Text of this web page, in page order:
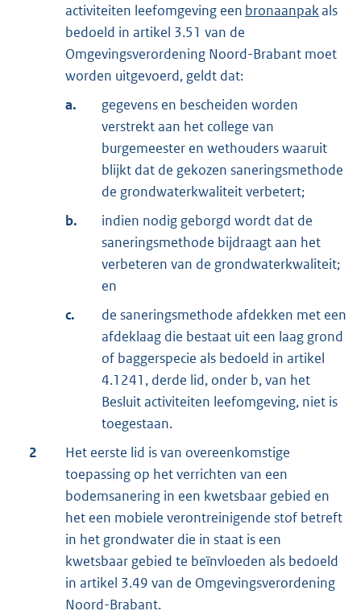
activiteiten leefomgeving een bronaanpakals
bedoeld in artikel 3.51 van de
Omgevingsverordening Noord-Brabant moet
worden uitgevoerd, geldt dat:
a.
gegevens en bescheiden worden
verstrekt aan het college van
burgemeester en wethouders waaruit
blijkt dat de gekozen saneringsmethode
de grondwaterkwaliteit verbetert;
b.
indien nodig geborgd wordt dat de
saneringsmethode bijdraagt aan het
verbeteren van de grondwaterkwaliteit;
en
c.
de saneringsmethode afdekken met een
afdeklaag die bestaat uit een laag grond
of baggerspecie als bedoeld in artikel
4.1241, derde lid, onder b, van het
Besluit activiteiten leefomgeving, niet is
toegestaan.
2
Het eerste lid is van overeenkomstige
toepassing op het verrichten van een
bodemsanering in een kwetsbaar gebied en
het een mobiele verontreinigende stof betreft
in het grondwater die in staat is een
kwetsbaar gebied te beïnvloeden als bedoeld
in artikel 3.49 van de Omgevingsverordening
Noord-Brabant.